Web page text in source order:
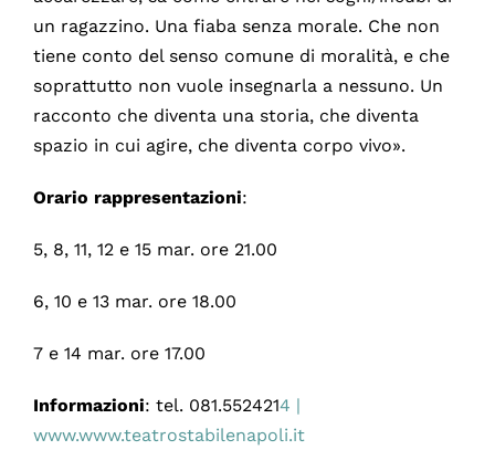
un ragazzino. Una fiaba senza morale. Che non
tiene conto del senso comune di moralità, e che
soprattutto non vuole insegnarla a nessuno. Un
racconto che diventa una storia, che diventa
spazio in cui agire, che diventa corpo vivo».
Orario rappresentazioni:
5, 8, 11, 12 e 15 mar. ore 21.00
6, 10 e 13 mar. ore 18.00
7 e 14 mar. ore 17.00
Informazioni: tel. 081.5524214 |
www.www.teatrostabilenapoli.it